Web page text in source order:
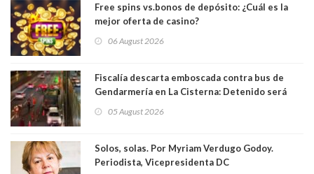
Free spins vs.bonos de depósito: ¿Cuál es la
mejor oferta de casino?
06 August 2026
Fiscalía descarta emboscada contra bus de
Gendarmería en La Cisterna: Detenido será
05 August 2026
Solos, solas. Por Myriam Verdugo Godoy.
Periodista, Vicepresidenta DC